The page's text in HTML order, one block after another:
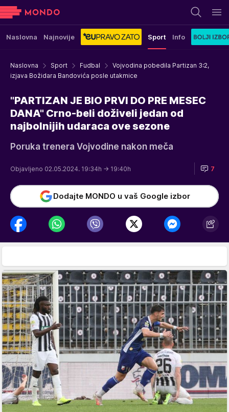
Naslovna Najnovije Sport Info
Naslovna Sport Fudbal
Vojvodina pobedila Partizan 3:2,
izjava Božidara Bandovića posle utakmice
"PARTIZAN JE BIO PRVI DO PRE MESEC
DANA" Crno-beli doživeli jedan od
najbolnijih udaraca ove sezone
Poruka trenera Vojvodine nakon meča
Objavljeno 02.05.2024. 19:34h → 19:40h 7
Dodajte MONDO u vaš Google izbor